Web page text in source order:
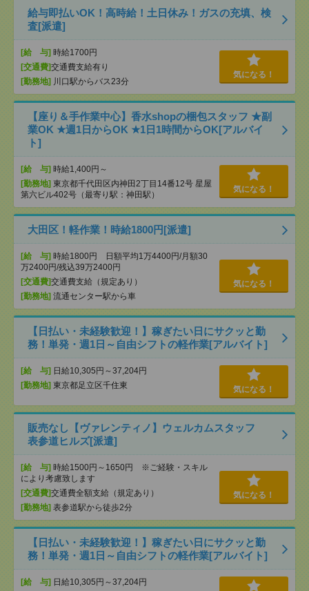
給与即払いOK！高時給！土日休み！ガスの充填、検
査[派遣]
[給 与] 時給1700円
[交通費]交通費支給有り
[勤務地] 川口駅からバス23分
気になる！
【座り＆手作業中心】香水shopの梱包スタッフ ★副
業OK ★週1日からOK ★1日1時間からOK[アルバイ
ト]
[給 与] 時給1,400円～
[勤務地] 東京都千代田区内神田2丁目14番12号 星屋
第六ビル402号（最寄り駅：神田駅）
気になる！
大田区！軽作業！時給1800円[派遣]
[給 与] 時給1800円 日額平均1万4400円/月額30
万2400円/残込39万2400円
[交通費]交通費支給（規定あり）
[勤務地] 流通センター駅から車
気になる！
【日払い・未経験歓迎！】稼ぎたい日にサクッと勤
務！単発・週1日～自由シフトの軽作業[アルバイト]
[給 与] 日給10,305円～37,204円
[勤務地] 東京都足立区千住東 気になる！
販売なし【ヴァレンティノ】ウェルカムスタッフ
表参道ヒルズ[派遣]
[給 与] 時給1500円～1650円 ※ご経験・スキル
により考慮致します
[交通費]交通費全額支給（規定あり）
[勤務地] 表参道駅から徒歩2分
気になる！
【日払い・未経験歓迎！】稼ぎたい日にサクッと勤
務！単発・週1日～自由シフトの軽作業[アルバイト]
[給 与] 日給10,305円～37,204円